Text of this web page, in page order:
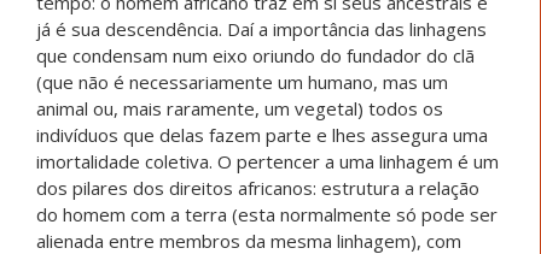
já é sua descendência. Daí a importância das linhagens
que condensam num eixo oriundo do fundador do clã
(que não é necessariamente um humano, mas um
animal ou, mais raramente, um vegetal) todos os
indivíduos que delas fazem parte e lhes assegura uma
imortalidade coletiva. O pertencer a uma linhagem é um
dos pilares dos direitos africanos: estrutura a relação
do homem com a terra (esta normalmente só pode ser
alienada entre membros da mesma linhagem), com